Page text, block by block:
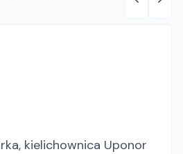
kielichownica Uponor